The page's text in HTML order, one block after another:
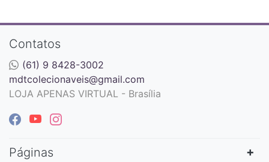
Contatos
(61) 9 8428-3002
mdtcolecionaveis@gmail.com
LOJA APENAS VIRTUAL - Brasília
Páginas